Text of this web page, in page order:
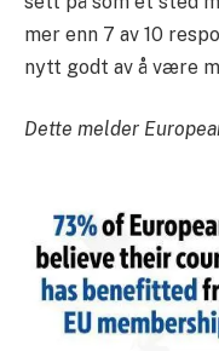
mer enn 7 av 10
nytt godt av å være
Dette melder